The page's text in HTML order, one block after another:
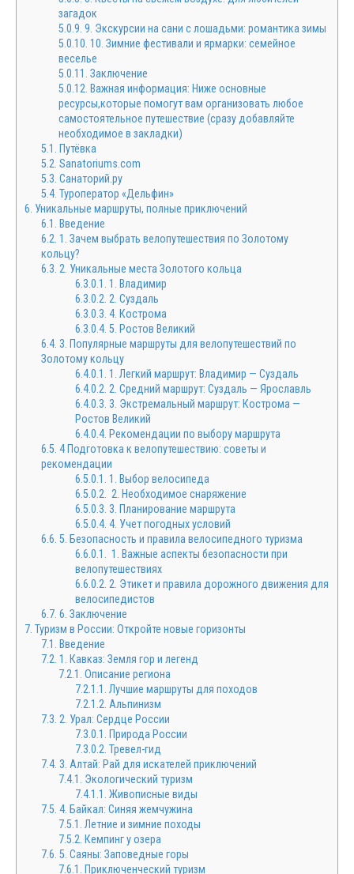
загадок
5.0.9. 9. Экскурсии на сани с лошадьми: романтика зимы
5.0.10. 10. Зимние фестивали и ярмарки: семейное
веселье
5.0.11. Заключение
5.0.12. Важная информация: Ниже основные
ресурсы,которые помогут вам организовать любое
самостоятельное путешествие (сразу добавляйте
необходимое в закладки)
5.1. Путёвка
5.2. Sanatoriums.com
5.3. Санаторий.ру
5.4. Туроператор «Дельфин»
6. Уникальные маршруты, полные приключений
6.1. Введение
6.2. 1. Зачем выбрать велопутешествия по Золотому
кольцу?
6.3. 2. Уникальные места Золотого кольца
6.3.0.1. 1. Владимир
6.3.0.2. 2. Суздаль
6.3.0.3. 4. Кострома
6.3.0.4. 5. Ростов Великий
6.4. 3. Популярные маршруты для велопутешествий по
Золотому кольцу
6.4.0.1. 1. Легкий маршрут: Владимир — Суздаль
6.4.0.2. 2. Средний маршрут: Суздаль — Ярославль
6.4.0.3. 3. Экстремальный маршрут: Кострома —
Ростов Великий
6.4.0.4. Рекомендации по выбору маршрута
6.5. 4 Подготовка к велопутешествию: советы и
рекомендации
6.5.0.1. 1. Выбор велосипеда
6.5.0.2. 2. Необходимое снаряжение
6.5.0.3. 3. Планирование маршрута
6.5.0.4. 4. Учет погодных условий
6.6. 5. Безопасность и правила велосипедного туризма
6.6.0.1. 1. Важные аспекты безопасности при
велопутешествиях
6.6.0.2. 2. Этикет и правила дорожного движения для
велосипедистов
6.7. 6. Заключение
7. Туризм в России: Откройте новые горизонты
7.1. Введение
7.2. 1. Кавказ: Земля гор и легенд
7.2.1. Описание региона
7.2.1.1. Лучшие маршруты для походов
7.2.1.2. Альпинизм
7.3. 2. Урал: Сердце России
7.3.0.1. Природа России
7.3.0.2. Тревел-гид
7.4. 3. Алтай: Рай для искателей приключений
7.4.1. Экологический туризм
7.4.1.1. Живописные виды
7.5. 4. Байкал: Синяя жемчужина
7.5.1. Летние и зимние походы
7.5.2. Кемпинг у озера
7.6. 5. Саяны: Заповедные горы
7.6.1. Приключенческий туризм